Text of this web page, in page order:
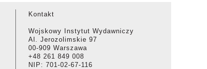
Kontakt
Wojskowy Instytut Wydawniczy
Al. Jerozolimskie 97
00-909 Warszawa
+48 261 849 008
NIP: 701-02-67-116